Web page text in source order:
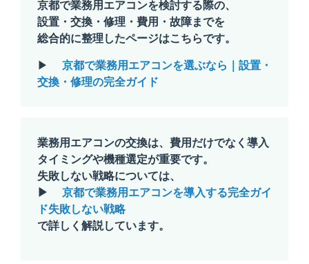
京都で業務用エアコンを検討する際の、
設置・交換・修理・費用・故障までを
総合的に整理したページはこちらです。
▶
京都で業務用エアコンを選ぶなら｜設置・
交換・修理の完全ガイド
業務用エアコンの交換は、費用だけでなく導入
タイミングや機種選定が重要です。
失敗しない戦略については、
▶
京都で業務用エアコンを導入する完全ガイ
ド失敗しない戦略
で詳しく解説しています。